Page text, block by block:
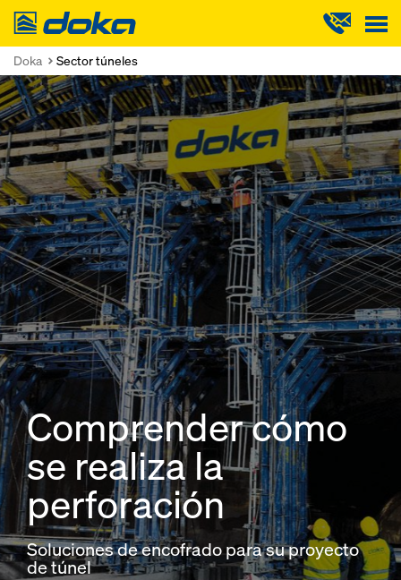
Doka
Doka Sector túneles
Comprender cómo
se realiza la
perforación
Soluciones de encofrado para su proyecto
de túnel